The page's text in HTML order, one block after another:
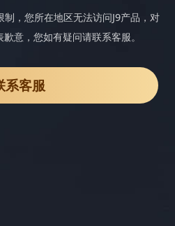
，您所在地区无法访问J9产品，对
意，您如有疑问请联系客服。
系客服